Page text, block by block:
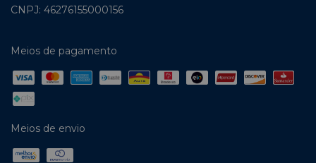
CNPJ: 46276155000156
Meios de pagamento
Meios de envio